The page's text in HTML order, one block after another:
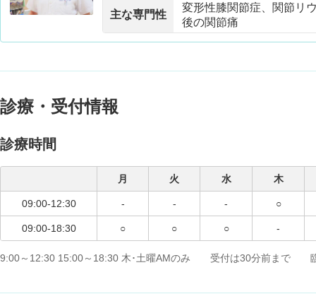
主な専門性
変形性膝関節症、関節リ
後の関節痛
診療・受付情報
診療時間
月 火 水 木
09:00-12:30 - - - ○
09:00-18:30 ○ ○ ○ -
9:00～12:30 15:00～18:30 木･土曜AMのみ 受付は30分前まで